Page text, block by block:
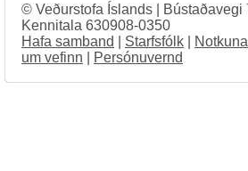
© Veðurstofa Íslands |
Kennitala 630908-0350
Hafa samband
Starfsfólk
um vefinn
Persónuvernd